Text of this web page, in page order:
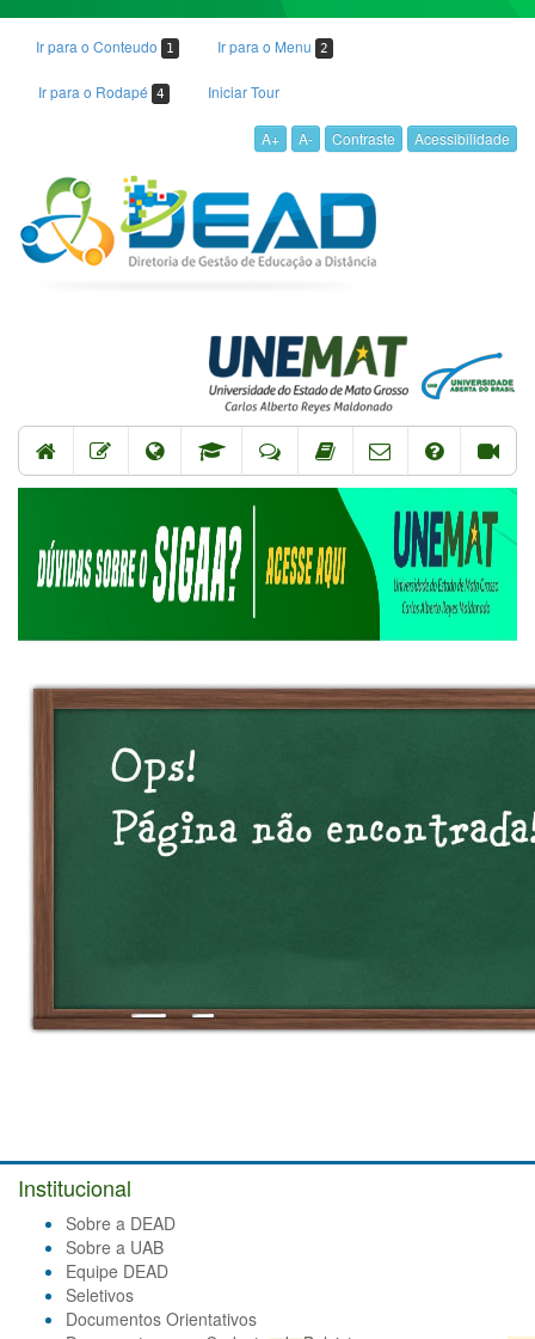
Ir para o Conteudo 1 Ir para o Menu 2
Ir para o Rodapé 4 Iniciar Tour
A+ A- Contraste Acessibilidade
Institucional
Sobre a DEAD
Sobre a UAB
Equipe DEAD
Seletivos
Documentos Orientativos